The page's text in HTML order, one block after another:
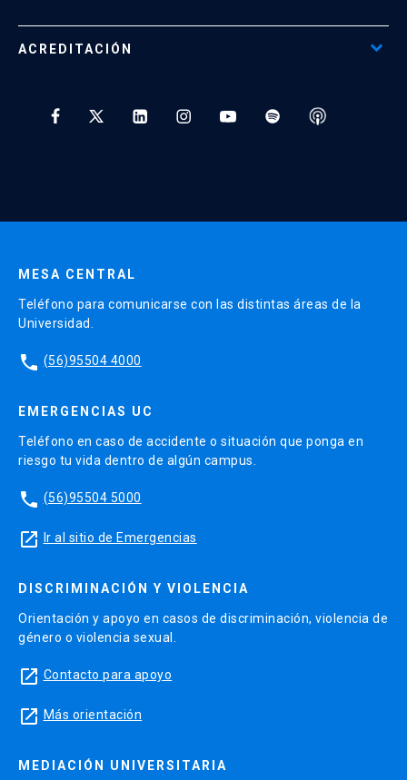
ACREDITACIÓN
MESA CENTRAL
Teléfono para comunicarse con las distintas áreas de la
Universidad.
phone (56)95504 4000
EMERGENCIAS UC
Teléfono en caso de accidente o situación que ponga en
riesgo tu vida dentro de algún campus.
phone (56)95504 5000
launch Ir al sitio de Emergencias
DISCRIMINACIÓN Y VIOLENCIA
Orientación y apoyo en casos de discriminación, violencia de
género o violencia sexual.
launch Contacto para apoyo
launch Más orientación
MEDIACIÓN UNIVERSITARIA